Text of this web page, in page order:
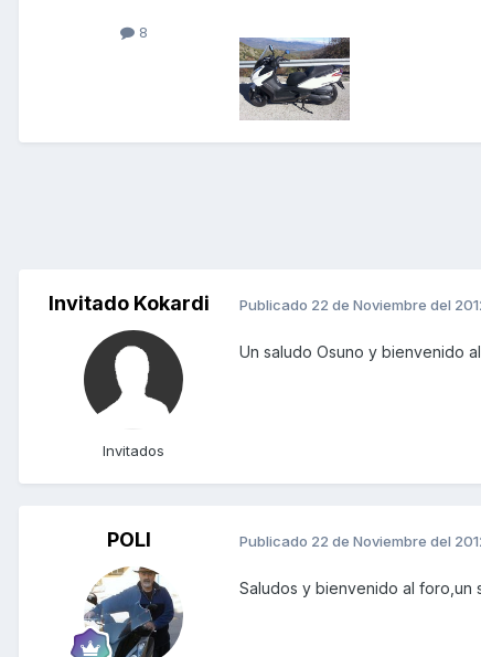
8
Invitado Kokardi
Invitados
Publicado 22 de Noviembre del
Un saludo Osuno y bienvenido
POLI Publicado 22 de Noviembre del
Saludos y bienvenido al foro,un